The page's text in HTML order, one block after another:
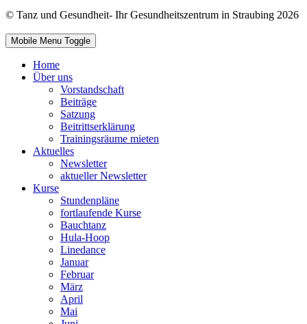
© Tanz und Gesundheit- Ihr Gesundheitszentrum in Straubing 2026
Mobile Menu Toggle
Home
Über uns
Vorstandschaft
Beiträge
Satzung
Beitrittserklärung
Trainingsräume mieten
Aktuelles
Newsletter
aktueller Newsletter
Kurse
Stundenpläne
fortlaufende Kurse
Bauchtanz
Hula-Hoop
Linedance
Januar
Februar
März
April
Mai